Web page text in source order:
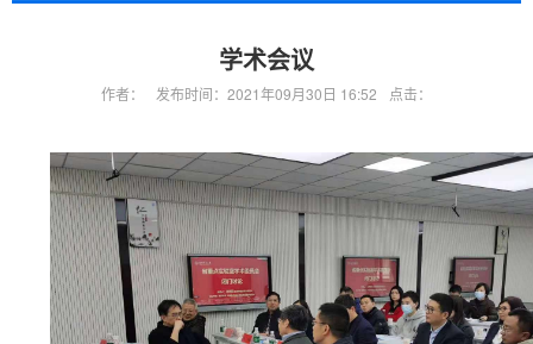
学术会议
作者： 发布时间：2021年09月30日 16:52 点击：